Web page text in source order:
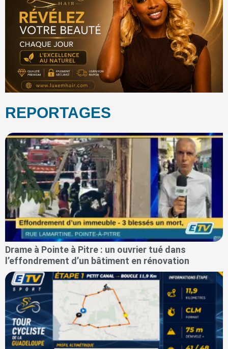
REPORTAGES
Drame à Pointe à Pitre : un ouvrier tué dans
l’effondrement d’un bâtiment en rénovation